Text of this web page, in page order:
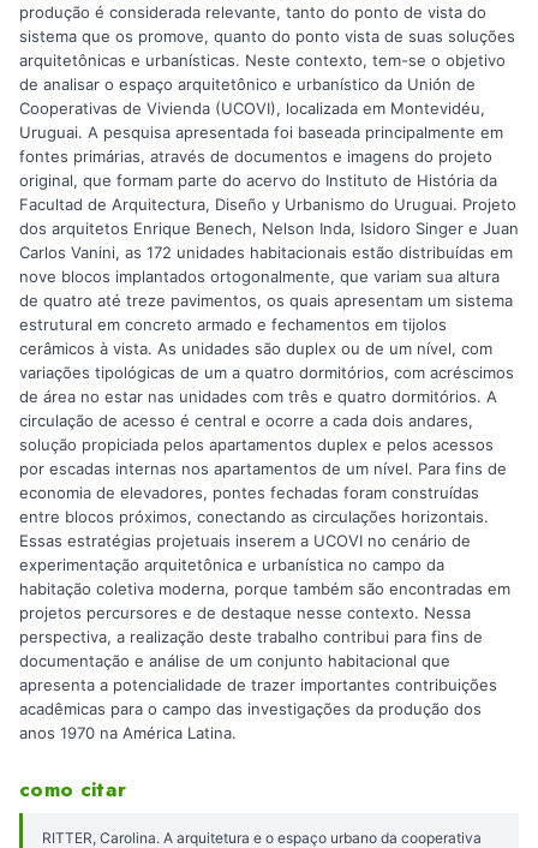
produção é considerada relevante, tanto do ponto de vista do
sistema que os promove, quanto do ponto vista de suas soluções
arquitetônicas e urbanísticas. Neste contexto, tem-se o objetivo
de analisar o espaço arquitetônico e urbanístico da Unión de
Cooperativas de Vivienda (UCOVI), localizada em Montevidéu,
Uruguai. A pesquisa apresentada foi baseada principalmente em
fontes primárias, através de documentos e imagens do projeto
original, que formam parte do acervo do Instituto de História da
Facultad de Arquitectura, Diseño y Urbanismo do Uruguai. Projeto
dos arquitetos Enrique Benech, Nelson Inda, Isidoro Singer e Juan
Carlos Vanini, as 172 unidades habitacionais estão distribuídas em
nove blocos implantados ortogonalmente, que variam sua altura
de quatro até treze pavimentos, os quais apresentam um sistema
estrutural em concreto armado e fechamentos em tijolos
cerâmicos à vista. As unidades são duplex ou de um nível, com
variações tipológicas de um a quatro dormitórios, com acréscimos
de área no estar nas unidades com três e quatro dormitórios. A
circulação de acesso é central e ocorre a cada dois andares,
solução propiciada pelos apartamentos duplex e pelos acessos
por escadas internas nos apartamentos de um nível. Para fins de
economia de elevadores, pontes fechadas foram construídas
entre blocos próximos, conectando as circulações horizontais.
Essas estratégias projetuais inserem a UCOVI no cenário de
experimentação arquitetônica e urbanística no campo da
habitação coletiva moderna, porque também são encontradas em
projetos percursores e de destaque nesse contexto. Nessa
perspectiva, a realização deste trabalho contribui para fins de
documentação e análise de um conjunto habitacional que
apresenta a potencialidade de trazer importantes contribuições
acadêmicas para o campo das investigações da produção dos
anos 1970 na América Latina.
como citar
RITTER, Carolina. A arquitetura e o espaço urbano da cooperativa